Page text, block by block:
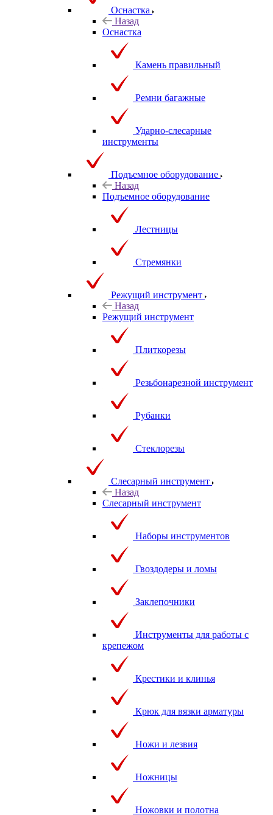
Оснастка
Назад
Оснастка
Камень правильный
Ремни багажные
Ударно-слесарные
инструменты
Подъемное оборудование
Назад
Подъемное оборудование
Лестницы
Стремянки
Режущий инструмент
Назад
Режущий инструмент
Плиткорезы
Резьбонарезной инструмент
Рубанки
Стеклорезы
Слесарный инструмент
Назад
Слесарный инструмент
Наборы инструментов
Гвоздодеры и ломы
Заклепочники
Инструменты для работы с
крепежом
Крестики и клинья
Крюк для вязки арматуры
Ножи и лезвия
Ножницы
Ножовки и полотна